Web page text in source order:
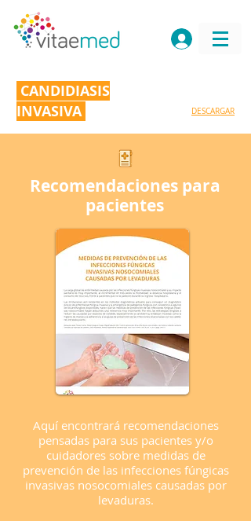
CANDIDIASIS
INVASIVA
DESCARGAR
Recomendaciones para
pacientes
Aquí encontrará recomendaciones
pensadas para sus pacientes y/o
cuidadores sobre medidas de
prevención de las infecciones fúngicas
invasivas nosocomiales causadas por
levaduras.